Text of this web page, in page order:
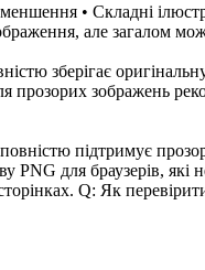
• Складні
але загалом
зберігає
зображень
підтримує
PNG для браузерів,
Q: Як